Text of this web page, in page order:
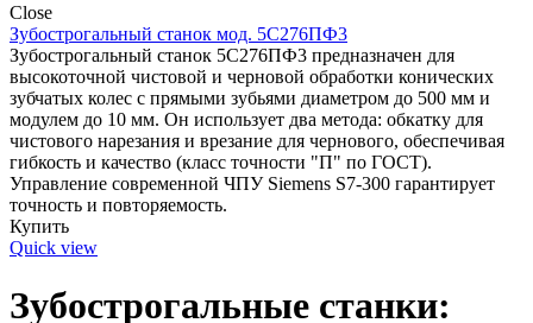
Зубострогальные станки:
Close
Зубострогальный станок мод. 5С276ПФ3
Зубострогальный станок 5С276ПФ3 предназначен для
высокоточной чистовой и черновой обработки конических
зубчатых колес с прямыми зубьями диаметром до 500 мм и
модулем до 10 мм. Он использует два метода: обкатку для
чистового нарезания и врезание для чернового, обеспечивая
гибкость и качество (класс точности "П" по ГОСТ).
Управление современной ЧПУ Siemens S7-300 гарантирует
точность и повторяемость.
Купить
Quick view